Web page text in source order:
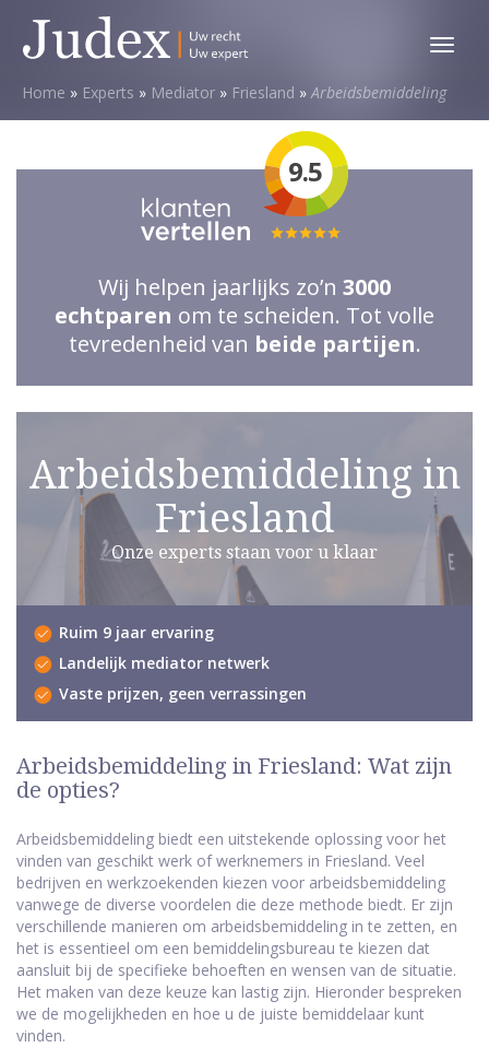
Toggle
Home » Experts » Mediator » Friesland »Arbeidsbemiddeling
9.5
Totale
waardering:
5
van
Wij helpen jaarlijks zo’n 3000
echtparen om te scheiden. Tot volle
tevredenheid van beide partijen.
Arbeidsbemiddeling in
Friesland
Onze experts staan voor u klaar
Ruim 9 jaar ervaring
Landelijk mediator netwerk
Vaste prijzen, geen verrassingen
Arbeidsbemiddeling in Friesland: Wat zijn
de opties?
Arbeidsbemiddeling biedt een uitstekende oplossing voor het
vinden van geschikt werk of werknemers in Friesland. Veel
bedrijven en werkzoekenden kiezen voor arbeidsbemiddeling
vanwege de diverse voordelen die deze methode biedt. Er zijn
verschillende manieren om arbeidsbemiddeling in te zetten, en
het is essentieel om een bemiddelingsbureau te kiezen dat
aansluit bij de specifieke behoeften en wensen van de situatie.
Het maken van deze keuze kan lastig zijn. Hieronder bespreken
we de mogelijkheden en hoe u de juiste bemiddelaar kunt
vinden.